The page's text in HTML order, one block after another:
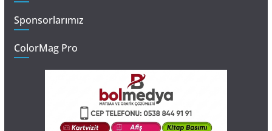
Sponsorlarımız
ColorMag Pro